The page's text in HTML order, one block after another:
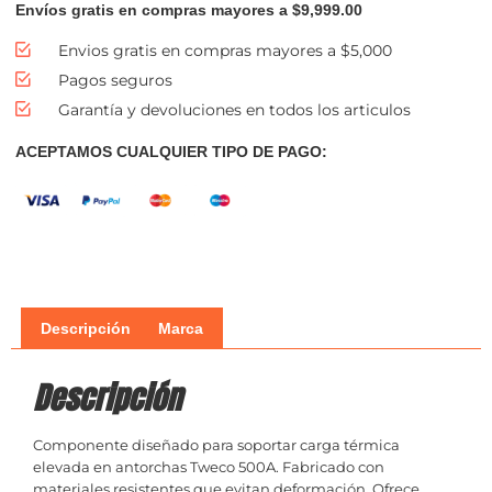
Envíos gratis en compras mayores a $9,999.00
Envios gratis en compras mayores a $5,000
Pagos seguros
Garantía y devoluciones en todos los articulos
ACEPTAMOS CUALQUIER TIPO DE PAGO:
Descripción Marca
Descripción
Componente diseñado para soportar carga térmica
elevada en antorchas Tweco 500A. Fabricado con